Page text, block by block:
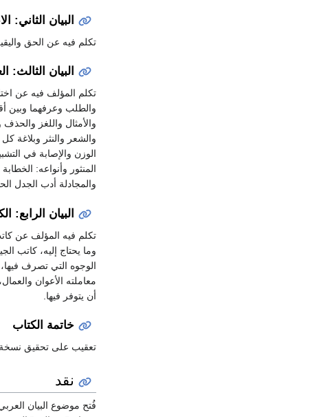
البيان الثاني:
تكلم فيه عن الحق
البيان الثالث:
تكلم المؤلف فيه عن
والطلب وعرفهما وبين
والأمثال واللغز
والشعر والنثر وبلاغة
الوزن والإصابة في
المنثور وأنواعه:
والمجادلة أدب الجدل
البيان الرابع:
تكلم فيه المؤلف عن
وما يحتاج إليه، كاتب
الوجوه التي تصرف فيها،
معاملته الأعوان
أن يتوفر فيها.
خاتمة الكتاب
تعقيب على تحقيق نسخة
نقد
فُتح موضوع البيان العربي بقوة